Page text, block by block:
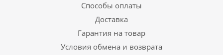
Способы оплаты
Доставка
Гарантия на товар
Условия обмена и возврата